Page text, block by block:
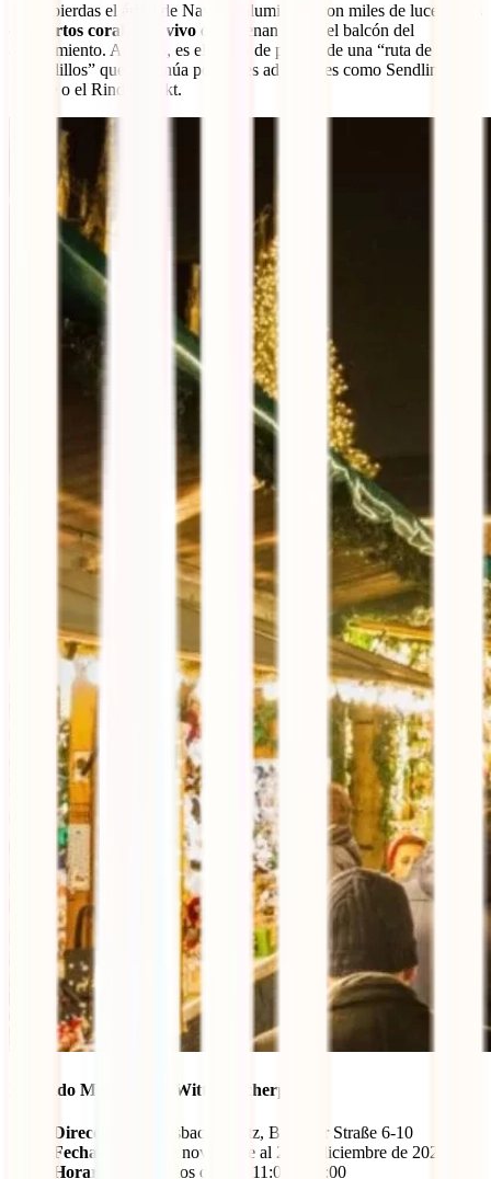
No te pierdas el árbol de Navidad iluminado con miles de luces y los
conciertos corales en vivo que suenan desde el balcón del
ayuntamiento. Además, es el punto de partida de una “ruta de
mercadillos” que continúa por calles adyacentes como Sendlinger
Strasse o el Rindermarkt.
Mercado Medieval de Wittelsbacherplatz
Dirección:
Wittelsbacherplatz, Brienner Straße 6-10
Fechas:
del 24 de noviembre al 23 de diciembre de 2025
Horarios:
Todos los días de 11:00 a 21:00